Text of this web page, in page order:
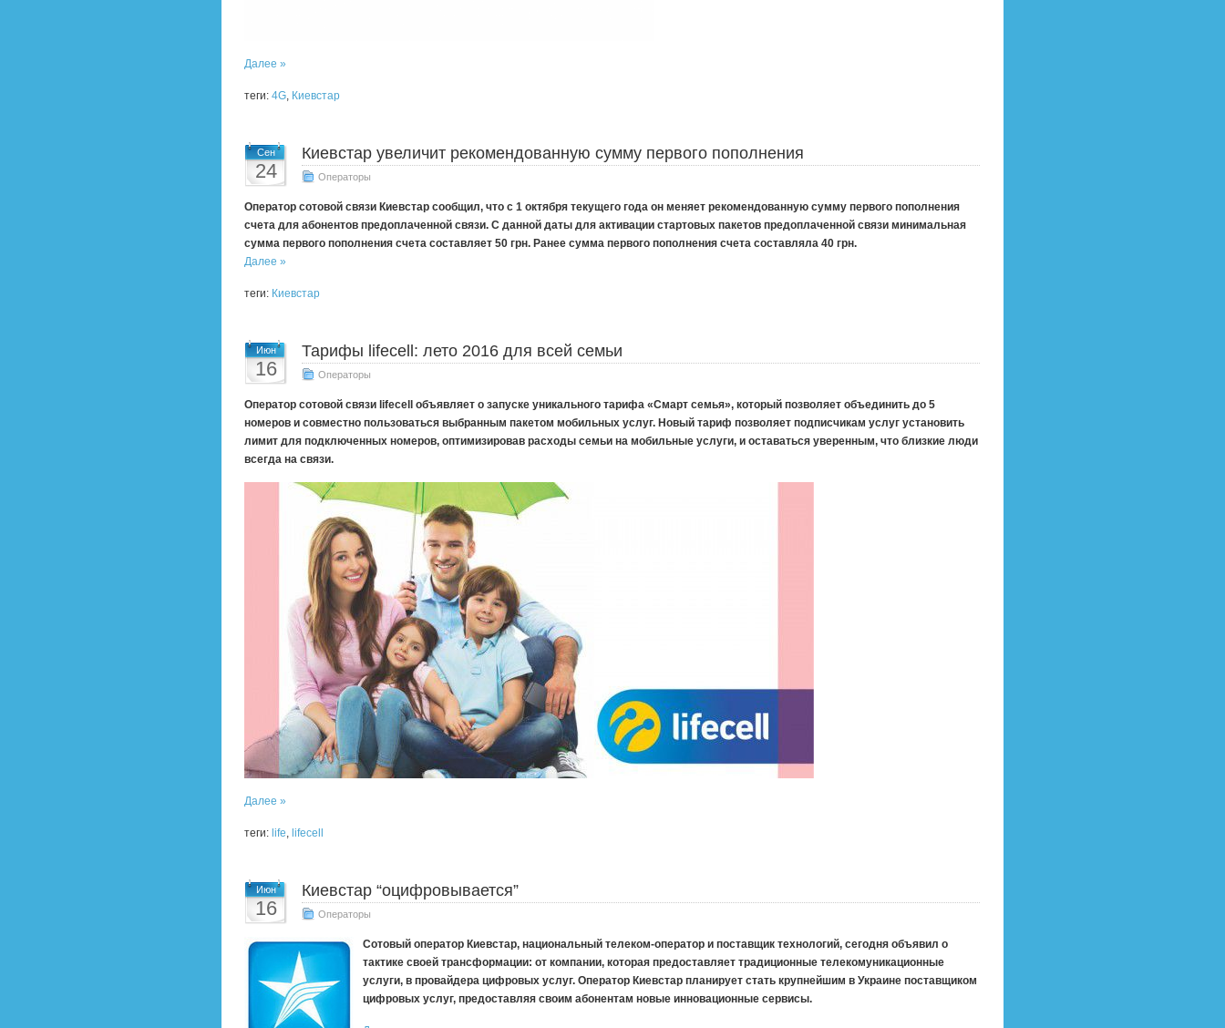
Далее »
теги: 4G, Киевстар
Сен
24
Киевстар увеличит рекомендованную сумму первого пополнения
Операторы
Оператор сотовой связи Киевстар сообщил, что с 1 октября текущего года он меняет рекомендованную сумму первого пополнения
счета для абонентов предоплаченной связи. С данной даты для активации стартовых пакетов предоплаченной связи минимальная
сумма первого пополнения счета составляет 50 грн. Ранее сумма первого пополнения счета составляла 40 грн.
Далее »
теги: Киевстар
Июн
16
Тарифы lifecell: лето 2016 для всей семьи
Операторы
Оператор сотовой связи lifecell объявляет о запуске уникального тарифа «Смарт семья», который позволяет объединить до 5
номеров и совместно пользоваться выбранным пакетом мобильных услуг. Новый тариф позволяет подписчикам услуг установить
лимит для подключенных номеров, оптимизировав расходы семьи на мобильные услуги, и оставаться уверенным, что близкие люди
всегда на связи.
Далее »
теги: life, lifecell
Июн
16
Киевстар “оцифровывается”
Операторы
Сотовый оператор Киевстар, национальный телеком-оператор и поставщик технологий, сегодня объявил о
тактике своей трансформации: от компании, которая предоставляет традиционные телекомуникационные
услуги, в провайдера цифровых услуг. Оператор Киевстар планирует стать крупнейшим в Украине поставщиком
цифровых услуг, предоставляя своим абонентам новые инновационные сервисы.